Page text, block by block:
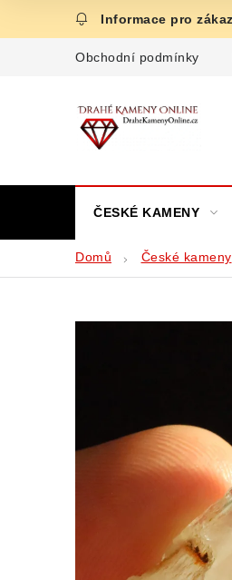
Obchodní podmínky
ČESKÉ KAMENY
Domů České kameny